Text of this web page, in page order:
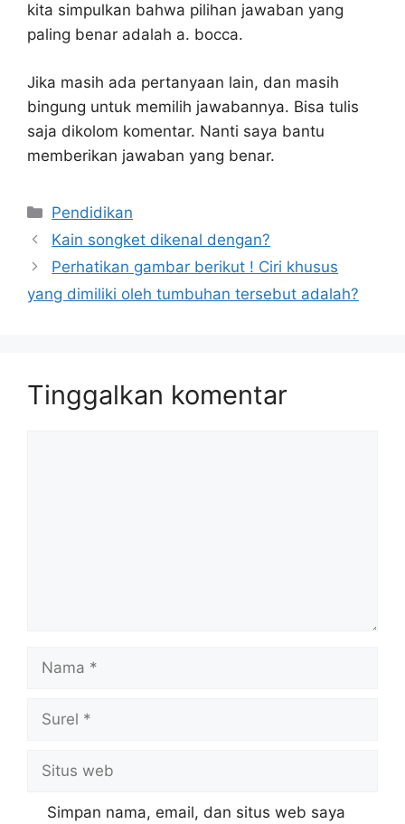
kita simpulkan bahwa pilihan jawaban yang
paling benar adalah a. bocca.
Jika masih ada pertanyaan lain, dan masih
bingung untuk memilih jawabannya. Bisa tulis
saja dikolom komentar. Nanti saya bantu
memberikan jawaban yang benar.
Kategori
Pendidikan
Kain songket dikenal dengan?
Perhatikan gambar berikut ! Ciri khusus
yang dimiliki oleh tumbuhan tersebut adalah?
Tinggalkan komentar
web
Simpan nama, email, dan situs web saya